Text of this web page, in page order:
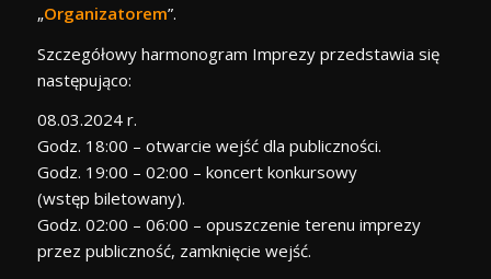
„Organizatorem”.
Szczegółowy harmonogram Imprezy przedstawia się
następująco:
08.03.2024 r.
Godz. 18:00 – otwarcie wejść dla publiczności.
Godz. 19:00 – 02:00 – koncert konkursowy
(wstęp biletowany).
Godz. 02:00 – 06:00 – opuszczenie terenu imprezy
przez publiczność, zamknięcie wejść.